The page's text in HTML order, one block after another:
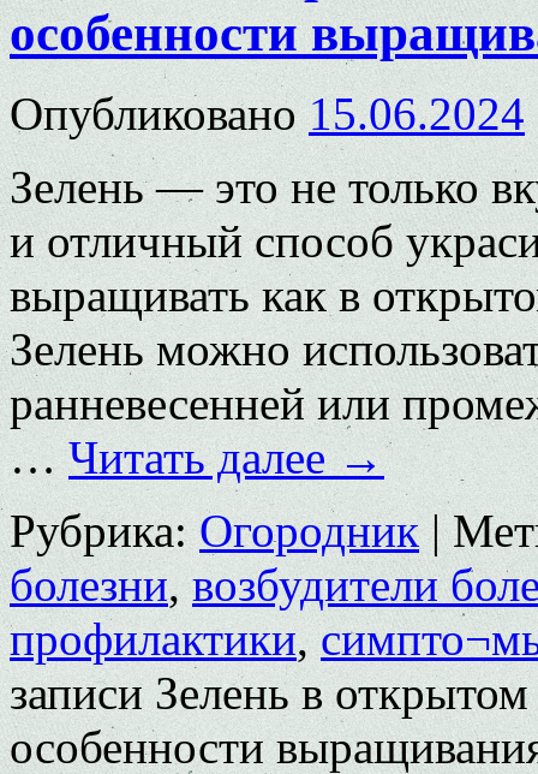
особенности
Опубликовано 15.06.2024
Зелень — это не только
и отличный способ
выращивать как в
Зелень можно
ранневесенней или
…Читать далее→
Рубрика: Огородник |
болезни,возбудители
профилактики,
записи Зелень в
особенности